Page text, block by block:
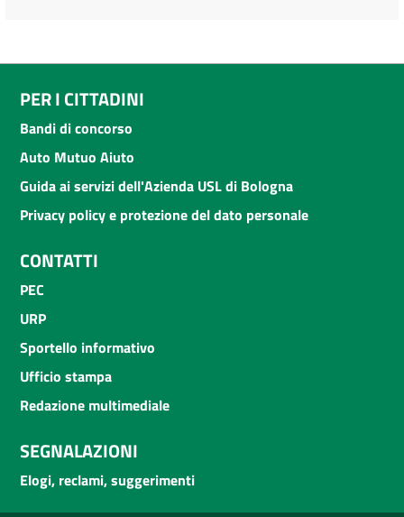
PER I CITTADINI
Bandi di concorso
Auto Mutuo Aiuto
Guida ai servizi dell'Azienda USL di Bologna
Privacy policy e protezione del dato personale
CONTATTI
PEC
URP
Sportello informativo
Ufficio stampa
Redazione multimediale
SEGNALAZIONI
Elogi, reclami, suggerimenti